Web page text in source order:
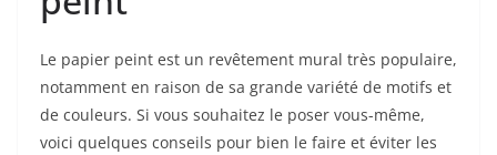
Le papier peint est un revêtement mural très populaire,
notamment en raison de sa grande variété de motifs et
de couleurs. Si vous souhaitez le poser vous-même,
voici quelques conseils pour bien le faire et éviter les